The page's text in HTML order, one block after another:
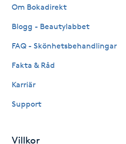
Kroppspeeling
Käkledsbehandling
Lashlift Keratin
Om Bokadirekt
Blogg - Beautylabbet
FAQ - Skönhetsbehandlingar
Fakta & Råd
Karriär
Support
Villkor